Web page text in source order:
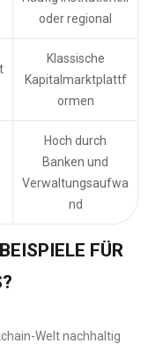
oder regional
Klassische
Kapitalmarktplattf
ormen
Hoch durch
Banken und
Verwaltungsaufwa
nd
FÜR
Welt nachhaltig